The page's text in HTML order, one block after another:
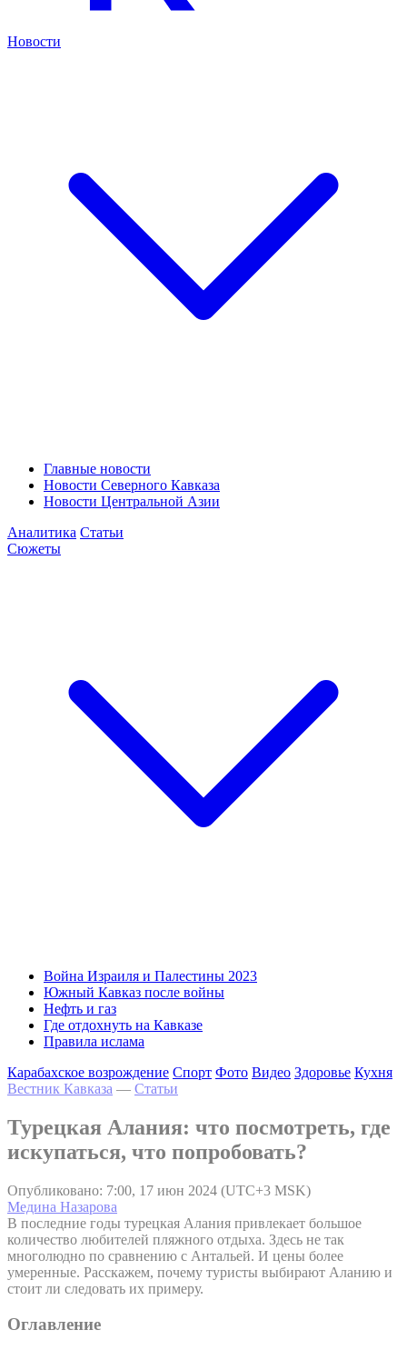
Новости
Главные новости
Новости Северного Кавказа
Новости Центральной Азии
Аналитика Статьи
Сюжеты
Война Израиля и Палестины 2023
Южный Кавказ после войны
Нефть и газ
Где отдохнуть на Кавказе
Правила ислама
Карабахское возрождение Спорт Фото Видео Здоровье Кухня
Вестник Кавказа — Статьи
Турецкая Алания: что посмотреть, где
искупаться, что попробовать?
Опубликовано: 7:00, 17 июн 2024 (UTC+3 MSK)
Медина Назарова
В последние годы турецкая Алания привлекает большое
количество любителей пляжного отдыха. Здесь не так
многолюдно по сравнению с Антальей. И цены более
умеренные. Расскажем, почему туристы выбирают Аланию и
стоит ли следовать их примеру.
Оглавление